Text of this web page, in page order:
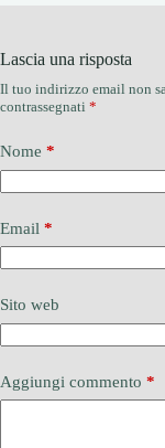
Lascia una risposta
Il tuo indirizzo email non
contrassegnati *
Nome *
Email *
Sito web
Aggiungi commento *